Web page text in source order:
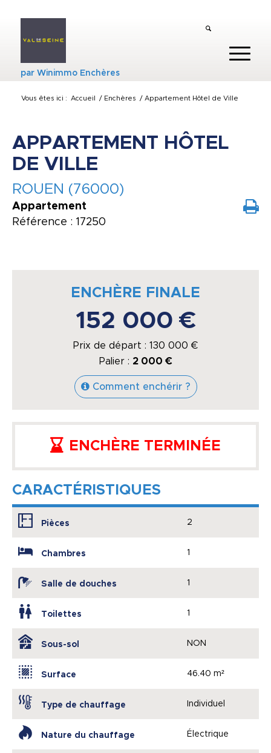
parWinimmo Enchères
Vous êtes ici : Accueil / Enchères / Appartement Hôtel de Ville
APPARTEMENT HÔTEL
DE VILLE
ROUEN (76000)
Appartement
Référence : 17250
ENCHÈRE FINALE
152 000 €
Prix de départ : 130 000 €
Palier : 2 000 €
Comment enchérir ?
ENCHÈRE TERMINÉE
CARACTÉRISTIQUES
Pièces 2
Chambres 1
Salle de douches 1
Toilettes 1
Sous-sol NON
Surface 46.40 m²
Type de chauffage Individuel
Nature du chauffage Électrique